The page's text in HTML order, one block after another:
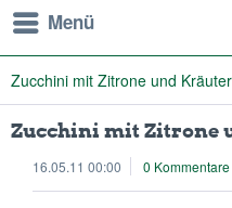
Menü
Zucchini mit Zitrone und
Zucchini mit Zitrone
16.05.11 00:00 0 Kommentare